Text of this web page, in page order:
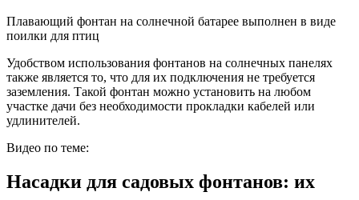
Плавающий фонтан на солнечной батарее выполнен в виде
поилки для птиц
Удобством использования фонтанов на солнечных панелях
также является то, что для их подключения не требуется
заземления. Такой фонтан можно установить на любом
участке дачи без необходимости прокладки кабелей или
удлинителей.
Видео по теме:
Насадки для садовых фонтанов: их